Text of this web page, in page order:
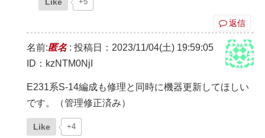
返信
名前:匿名: 投稿日：2023/11/04(土) 19:59:05
ID：kzNTM0NjI
E231系S-14編成も修理と同時に機器更新してほしい
です。（管理修正済み）
Like +4